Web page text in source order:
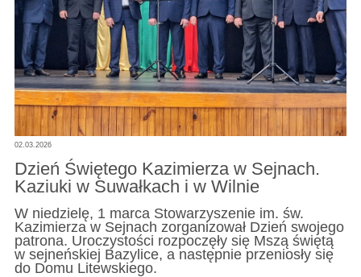
02.03.2026
Dzień Świętego Kazimierza w Sejnach.
Kaziuki w Suwałkach i w Wilnie
W niedzielę, 1 marca Stowarzyszenie im. św.
Kazimierza w Sejnach zorganizował Dzień swojego
patrona. Uroczystości rozpoczęły się Mszą świętą
w sejneńskiej Bazylice, a następnie przeniosły się
do Domu Litewskiego.